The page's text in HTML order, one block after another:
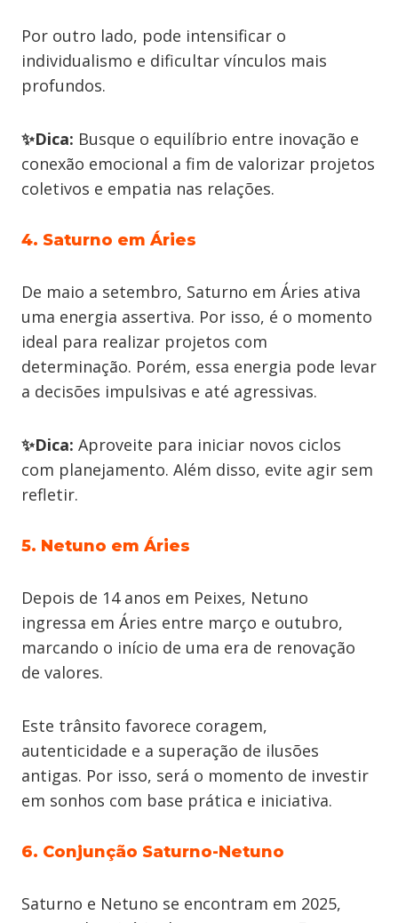
Por outro lado, pode intensificar o
individualismo e dificultar vínculos mais
profundos.
✨Dica: Busque o equilíbrio entre inovação e
conexão emocional a fim de valorizar projetos
coletivos e empatia nas relações.
4. Saturno em Áries
De maio a setembro, Saturno em Áries ativa
uma energia assertiva. Por isso, é o momento
ideal para realizar projetos com
determinação. Porém, essa energia pode levar
a decisões impulsivas e até agressivas.
✨Dica: Aproveite para iniciar novos ciclos
com planejamento. Além disso, evite agir sem
refletir.
5. Netuno em Áries
Depois de 14 anos em Peixes, Netuno
ingressa em Áries entre março e outubro,
marcando o início de uma era de renovação
de valores.
Este trânsito favorece coragem,
autenticidade e a superação de ilusões
antigas. Por isso, será o momento de investir
em sonhos com base prática e iniciativa.
6. Conjunção Saturno-Netuno
Saturno e Netuno se encontram em 2025,